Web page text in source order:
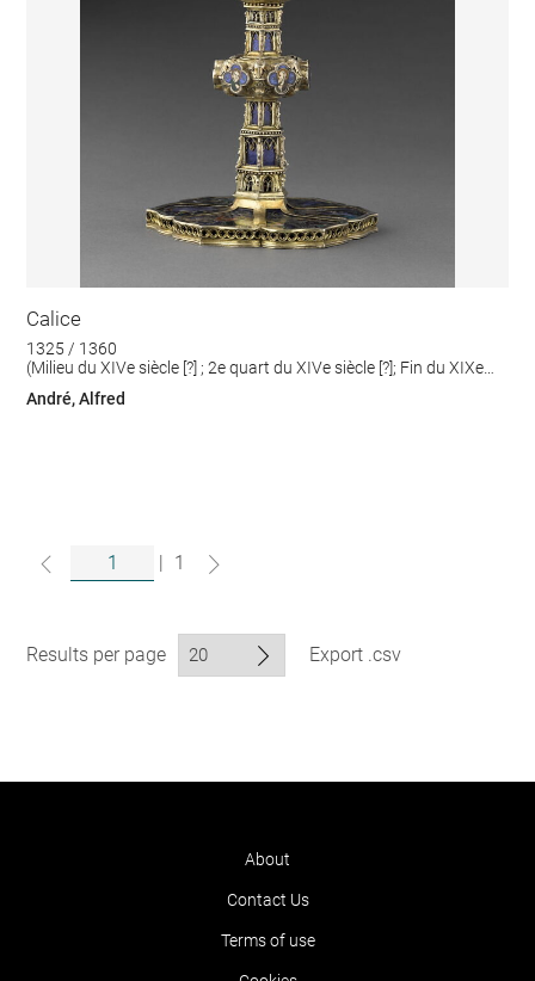
Calice
1325 / 1360
(Milieu du XIVe siècle [?] ; 2e quart du XIVe siècle [?]; Fin du XIXe
André, Alfred
| 1
Results per page Export .csv
About
Contact Us
Terms of use